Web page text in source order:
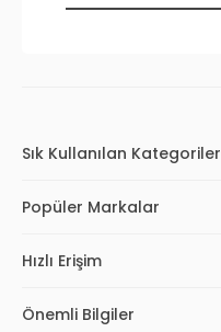
Sık Kullanılan Kategoriler
Popüler Markalar
Hızlı Erişim
Önemli Bilgiler